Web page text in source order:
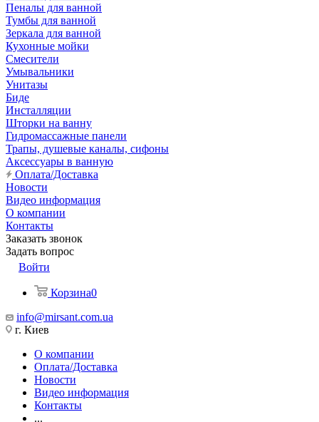
Пеналы для ванной
Тумбы для ванной
Зеркала для ванной
Кухонные мойки
Смесители
Умывальники
Унитазы
Биде
Инсталляции
Шторки на ванну
Гидромассажные панели
Трапы, душевые каналы, сифоны
Аксессуары в ванную
Оплата/Доставка
Новости
Видео информация
О компании
Контакты
Заказать звонок
Задать вопрос
Войти
Корзина0
info@mirsant.com.ua
г. Киев
О компании
Оплата/Доставка
Новости
Видео информация
Контакты
...